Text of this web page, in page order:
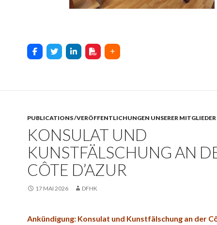
PUBLICATIONS /VERÖFFENTLICHUNGEN UNSERER MITGLIEDER
KONSULAT UND
KUNSTFÄLSCHUNG AN
CÔTE D’AZUR
17 MAI 2026 DFHK
Ankündigung: Konsulat und Kunstfälschung an der